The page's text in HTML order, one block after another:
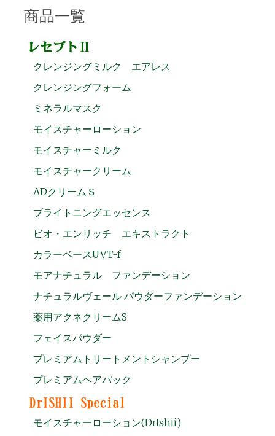
商品一覧
クレンジングミルク エアレス
クレンジングフォーム
ミネラルマスク
モイスチャーローション
モイスチャーミルク
モイスチャークリーム
ADクリームＳ
ブライトニングエッセンス
ビオ・エンリッチ エキストラクト
カラーベースUVT-f
モアナチュラル ファンデーション
ナチュラルヴェール パウダーファンデーション
薬用アクネクリームS
フェイスパウダー
プレミアムトリートメントシャンプー
プレミアムヘアパック
モイスチャーローション(DrIshii)